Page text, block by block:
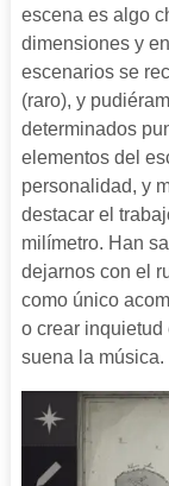
escena es algo
dimensiones y
escenarios se
(raro), y
determinados
elementos del
personalidad, y
destacar el
milímetro. Han
dejarnos con el
como único
o crear
suena la música.